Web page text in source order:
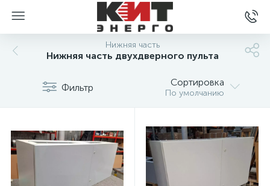
Нижняя часть
Нижняя часть двухдверного пульта
Фильтр Сортировка
По умолчанию